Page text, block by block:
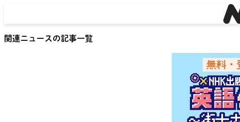
関連ニュースの記事一覧